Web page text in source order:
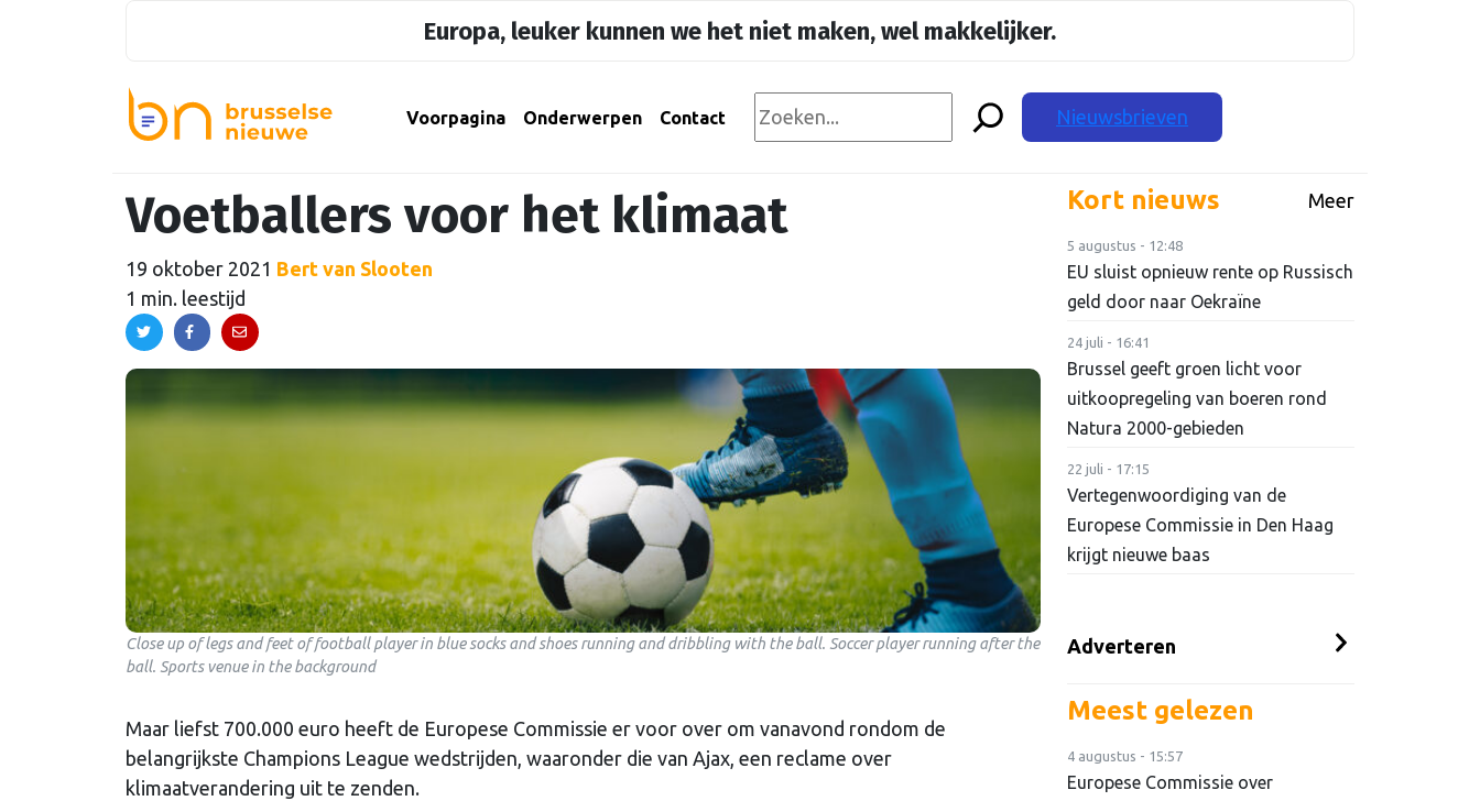
Europa, leuker kunnen we het niet maken, wel makkelijker.
Voorpagina Onderwerpen Contact Nieuwsbrieven
Voetballers voor het klimaat
19 oktober 2021 Bert van Slooten
1 min. leestijd
Close up of legs and feet of football player in blue socks and shoes running and dribbling with the ball. Soccer player running after the
ball. Sports venue in the background
Maar liefst 700.000 euro heeft de Europese Commissie er voor over om vanavond rondom de
belangrijkste Champions League wedstrijden, waaronder die van Ajax, een reclame over
klimaatverandering uit te zenden.
Kort nieuws Meer
5 augustus - 12:48
EU sluist opnieuw rente op Russisch
geld door naar Oekraïne
24 juli - 16:41
Brussel geeft groen licht voor
uitkoopregeling van boeren rond
Natura 2000-gebieden
22 juli - 17:15
Vertegenwoordiging van de
Europese Commissie in Den Haag
krijgt nieuwe baas
Adverteren
Meest gelezen
4 augustus - 15:57
Europese Commissie over